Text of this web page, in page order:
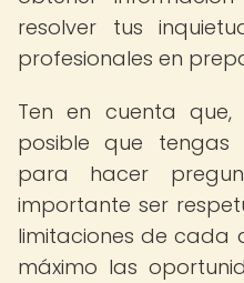
resolver tus
profesionales en
Ten en cuenta
posible que
para hacer
importante ser
limitaciones de cada
máximo las